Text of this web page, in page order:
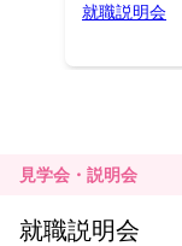
見学会・説明会
就職説明会